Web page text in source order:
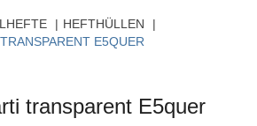
HEFTHÜLLEN
E5QUER
transparent E5quer